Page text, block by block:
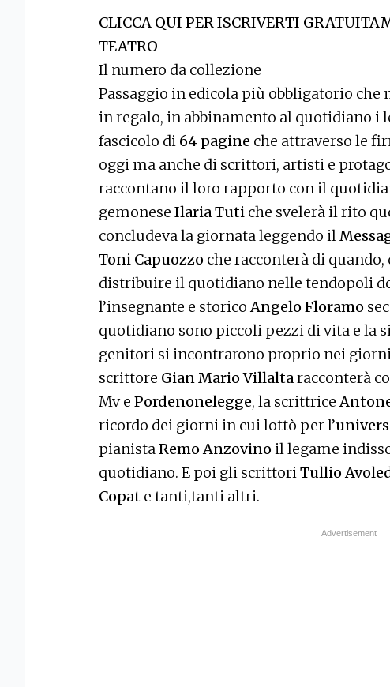
CLICCA QUI PER ISCRIVERTI
TEATRO
Il numero da collezione
Passaggio in edicola più obbligatorio che
in regalo, in abbinamento al quotidiano i
fascicolo di 64 pagine che attraverso le
oggi ma anche di scrittori, artisti e
raccontano il loro rapporto con il
gemonese Ilaria Tuti che svelerà il rito
concludeva la giornata leggendo il
Toni Capuozzo che racconterà di quando,
distribuire il quotidiano nelle tendopoli
l’insegnante e storico Angelo Floramo
quotidiano sono piccoli pezzi di vita e la
genitori si incontrarono proprio nei
scrittore Gian Mario Villalta racconterà
Mv e Pordenonelegge, la scrittrice
ricordo dei giorni in cui lottò per l’
pianista Remo Anzovino il legame
quotidiano. E poi gli scrittori Tullio
Copat e tanti,tanti altri.